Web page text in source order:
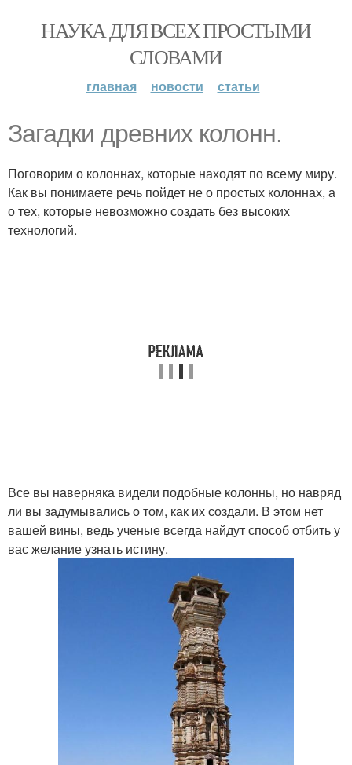
НАУКА ДЛЯ ВСЕХ ПРОСТЫМИ
СЛОВАМИ
главная новости статьи
Загадки древних колонн.
Поговорим о колоннах, которые находят по всему миру.
Как вы понимаете речь пойдет не о простых колоннах, а
о тех, которые невозможно создать без высоких
технологий.
Все вы наверняка видели подобные колонны, но навряд
ли вы задумывались о том, как их создали. В этом нет
вашей вины, ведь ученые всегда найдут способ отбить у
вас желание узнать истину.